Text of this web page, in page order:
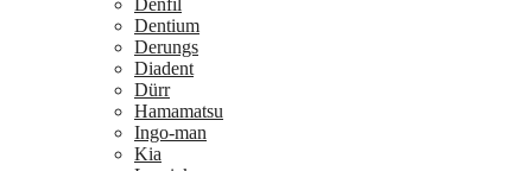
Dentium
Derungs
Diadent
Dürr
Hamamatsu
Ingo-man
Kia